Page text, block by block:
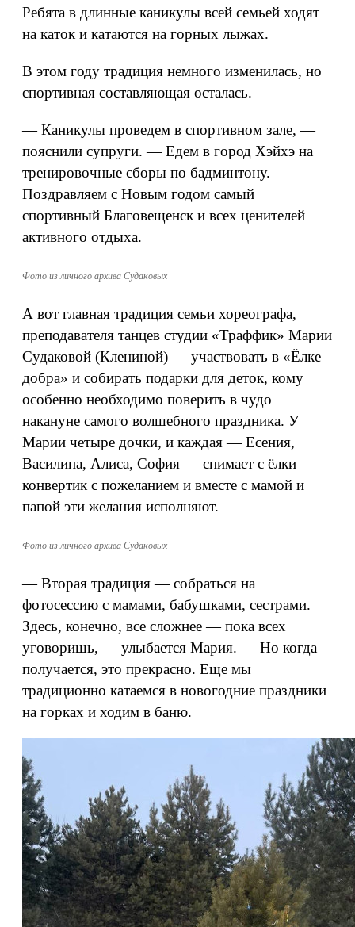
Ребята в длинные каникулы всей семьей ходят
на каток и катаются на горных лыжах.
В этом году традиция немного изменилась, но
спортивная составляющая осталась.
— Каникулы проведем в спортивном зале, —
пояснили супруги. — Едем в город Хэйхэ на
тренировочные сборы по бадминтону.
Поздравляем с Новым годом самый
спортивный Благовещенск и всех ценителей
активного отдыха.
Фото из личного архива Судаковых
А вот главная традиция семьи хореографа,
преподавателя танцев студии «Траффик» Марии
Судаковой (Клениной) — участвовать в «Ёлке
добра» и собирать подарки для деток, кому
особенно необходимо поверить в чудо
накануне самого волшебного праздника. У
Марии четыре дочки, и каждая — Есения,
Василина, Алиса, София — снимает с ёлки
конвертик с пожеланием и вместе с мамой и
папой эти желания исполняют.
Фото из личного архива Судаковых
— Вторая традиция — собраться на
фотосессию с мамами, бабушками, сестрами.
Здесь, конечно, все сложнее — пока всех
уговоришь, — улыбается Мария. — Но когда
получается, это прекрасно. Еще мы
традиционно катаемся в новогодние праздники
на горках и ходим в баню.